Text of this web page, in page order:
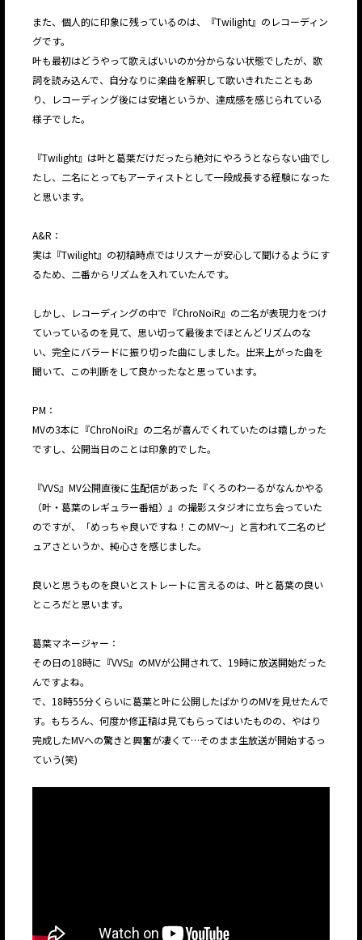
また、個人的に印象に残っているのは、『Twilight』のレコーディン
グです。
叶も最初はどうやって歌えばいいのか分からない状態でしたが、歌
詞を読み込んで、自分なりに楽曲を解釈して歌いきれたこともあ
り、レコーディング後には安堵というか、達成感を感じられている
様子でした。
『Twilight』は叶と葛葉だけだったら絶対にやろうとならない曲でし
たし、二名にとってもアーティストとして一段成長する経験になった
と思います。
A&R：
実は『Twilight』の初稿時点ではリスナーが安心して聞けるようにす
るため、二番からリズムを入れていたんです。
しかし、レコーディングの中で『ChroNoiR』の二名が表現力をつけ
ていっているのを見て、思い切って最後までほとんどリズムのな
い、完全にバラードに振り切った曲にしました。出来上がった曲を
聞いて、この判断をして良かったなと思っています。
PM：
MVの3本に『ChroNoiR』の二名が喜んでくれていたのは嬉しかった
ですし、公開当日のことは印象的でした。
『VVS』MV公開直後に生配信があった『くろのわーるがなんかやる
（叶・葛葉のレギュラー番組）』の撮影スタジオに立ち会っていた
のですが、「めっちゃ良いですね！このMV～」と言われて二名のピ
ュアさというか、純心さを感じました。
良いと思うものを良いとストレートに言えるのは、叶と葛葉の良い
ところだと思います。
葛葉マネージャー：
その日の18時に『VVS』のMVが公開されて、19時に放送開始だった
んですよね。
で、18時55分くらいに葛葉と叶に公開したばかりのMVを見せたんで
す。もちろん、何度か修正稿は見てもらってはいたものの、やはり
完成したMVへの驚きと興奮が凄くて…そのまま生放送が開始するっ
ていう(笑)